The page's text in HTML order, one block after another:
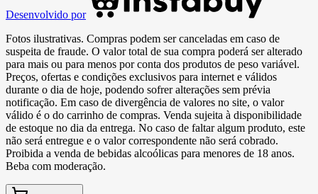
Desenvolvido por
Fotos ilustrativas. Compras podem ser canceladas em caso de
suspeita de fraude. O valor total de sua compra poderá ser alterado
para mais ou para menos por conta dos produtos de peso variável.
Preços, ofertas e condições exclusivos para internet e válidos
durante o dia de hoje, podendo sofrer alterações sem prévia
notificação. Em caso de divergência de valores no site, o valor
válido é o do carrinho de compras. Venda sujeita à disponibilidade
de estoque no dia da entrega. No caso de faltar algum produto, este
não será entregue e o valor correspondente não será cobrado.
Proibida a venda de bebidas alcoólicas para menores de 18 anos.
Beba com moderação.